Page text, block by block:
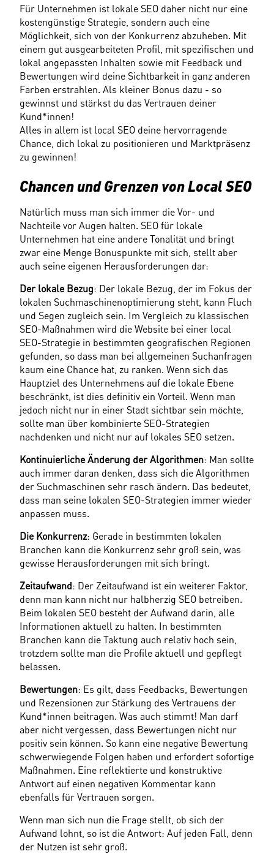
Für Unternehmen ist lokale SEO daher nicht nur eine
kostengünstige Strategie, sondern auch eine
Möglichkeit, sich von der Konkurrenz abzuheben. Mit
einem gut ausgearbeiteten Profil, mit spezifischen und
lokal angepassten Inhalten sowie mit Feedback und
Bewertungen wird deine Sichtbarkeit in ganz anderen
Farben erstrahlen. Als kleiner Bonus dazu - so
gewinnst und stärkst du das Vertrauen deiner
Kund*innen!
Alles in allem ist local SEO deine hervorragende
Chance, dich lokal zu positionieren und Marktpräsenz
zu gewinnen!
Chancen und Grenzen von Local SEO
Natürlich muss man sich immer die Vor- und
Nachteile vor Augen halten. SEO für lokale
Unternehmen hat eine andere Tonalität und bringt
zwar eine Menge Bonuspunkte mit sich, stellt aber
auch seine eigenen Herausforderungen dar:
Der lokale Bezug: Der lokale Bezug, der im Fokus der
lokalen Suchmaschinenoptimierung steht, kann Fluch
und Segen zugleich sein. Im Vergleich zu klassischen
SEO-Maßnahmen wird die Website bei einer local
SEO-Strategie in bestimmten geografischen Regionen
gefunden, so dass man bei allgemeinen Suchanfragen
kaum eine Chance hat, zu ranken. Wenn sich das
Hauptziel des Unternehmens auf die lokale Ebene
beschränkt, ist dies definitiv ein Vorteil. Wenn man
jedoch nicht nur in einer Stadt sichtbar sein möchte,
sollte man über kombinierte SEO-Strategien
nachdenken und nicht nur auf lokales SEO setzen.
Kontinuierliche Änderung der Algorithmen: Man sollte
auch immer daran denken, dass sich die Algorithmen
der Suchmaschinen sehr rasch ändern. Das bedeutet,
dass man seine lokalen SEO-Strategien immer wieder
anpassen muss.
Die Konkurrenz: Gerade in bestimmten lokalen
Branchen kann die Konkurrenz sehr groß sein, was
gewisse Herausforderungen mit sich bringt.
Zeitaufwand: Der Zeitaufwand ist ein weiterer Faktor,
denn man kann nicht nur halbherzig SEO betreiben.
Beim lokalen SEO besteht der Aufwand darin, alle
Informationen aktuell zu halten. In bestimmten
Branchen kann die Taktung auch relativ hoch sein,
trotzdem sollte man die Profile aktuell und gepflegt
belassen.
Bewertungen: Es gilt, dass Feedbacks, Bewertungen
und Rezensionen zur Stärkung des Vertrauens der
Kund*innen beitragen. Was auch stimmt! Man darf
aber nicht vergessen, dass Bewertungen nicht nur
positiv sein können. So kann eine negative Bewertung
schwerwiegende Folgen haben und erfordert sofortige
Maßnahmen. Eine reflektierte und konstruktive
Antwort auf einen negativen Kommentar kann
ebenfalls für Vertrauen sorgen.
Wenn man sich nun die Frage stellt, ob sich der
Aufwand lohnt, so ist die Antwort: Auf jeden Fall, denn
der Nutzen ist sehr groß.